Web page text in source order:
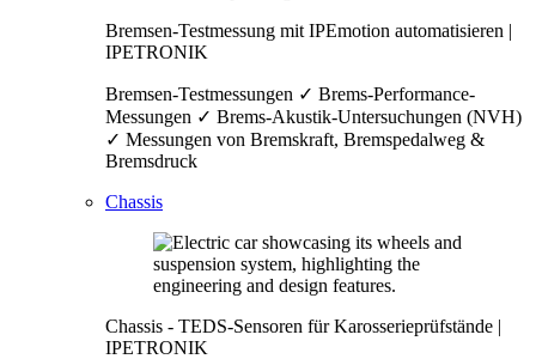
Bremsen-Testmessung mit IPEmotion automatisieren |
IPETRONIK
Bremsen-Testmessungen ✓ Brems-Performance-
Messungen ✓ Brems-Akustik-Untersuchungen (NVH)
✓ Messungen von Bremskraft, Bremspedalweg &
Bremsdruck
Chassis
Chassis - TEDS-Sensoren für Karosserieprüfstände |
IPETRONIK